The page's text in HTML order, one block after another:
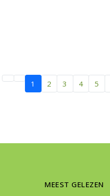
1 2 3 4 5
MEEST GELEZEN